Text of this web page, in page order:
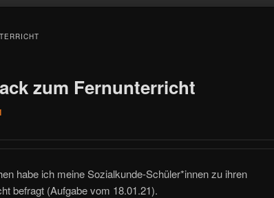
zum Fernunterricht
habe ich meine Sozialkunde-Schüler*innen zu ihren
befragt (Aufgabe vom 18.01.21).